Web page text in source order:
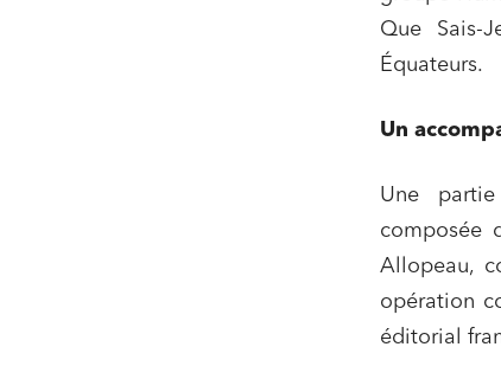
Que Sais-
Équateurs.
Un
Une
composée
Allopeau,
opération
éditorial